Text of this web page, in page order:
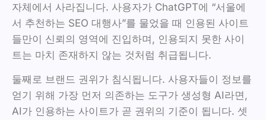
자체에서 사라집니다. 사용자가 ChatGPT에 “서울에
서 추천하는 SEO 대행사”를 물었을 때 인용된 사이트
들만이 신뢰의 영역에 진입하며, 인용되지 못한 사이
트는 마치 존재하지 않는 것처럼 취급됩니다.
둘째로 브랜드 권위가 침식됩니다. 사용자들이 정보를
얻기 위해 가장 먼저 의존하는 도구가 생성형 AI라면,
AI가 인용하는 사이트가 곧 권위의 기준이 됩니다. 셋